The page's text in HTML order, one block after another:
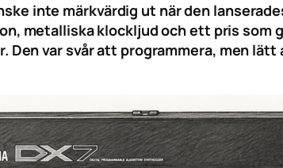
inte märkvärdig ut när den
metalliska klockljud och ett pris som
Den var svår att programmera, men